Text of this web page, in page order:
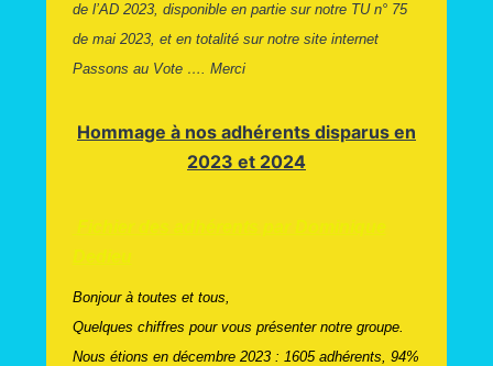
de l’AD 2023, disponible en partie sur notre TU n° 75
de mai 2023, et en totalité sur notre site internet
Passons au Vote …. Merci
Hommage à nos adhérents disparus en
2023 et 2024
Bonjour à toutes et tous,
Quelques chiffres pour vous présenter notre groupe.
Nous étions en décembre 2023 : 1605 adhérents, 94%